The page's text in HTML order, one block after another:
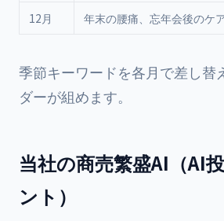
12月 年末の腰痛、忘年会後のケ
季節キーワードを各月で差し替
ダーが組めます。
当社の商売繁盛AI（AI
ント）